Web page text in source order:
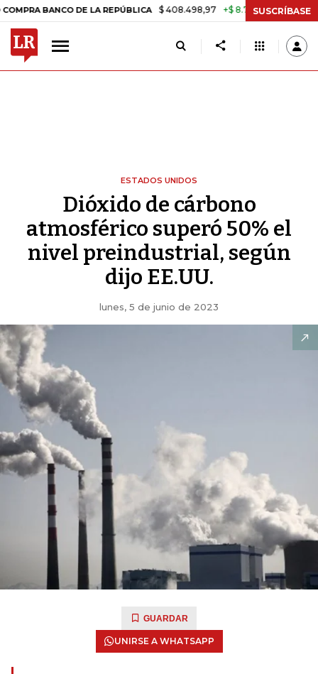
BANCO DE LA REPÚBLICA $ 408.498,97 +$ 8.753,81 +2,19%
SUSCRÍBASE
ESTADOS UNIDOS
Dióxido de cárbono
atmosférico superó 50% el
nivel preindustrial, según
dijo EE.UU.
lunes, 5 de junio de 2023
GUARDAR
UNIRSE A WHATSAPP